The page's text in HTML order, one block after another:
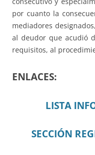
por cuanto la
mediadores
al deudor que acudió
requisitos, al
ENLACES:
LISTA
SECCIÓN